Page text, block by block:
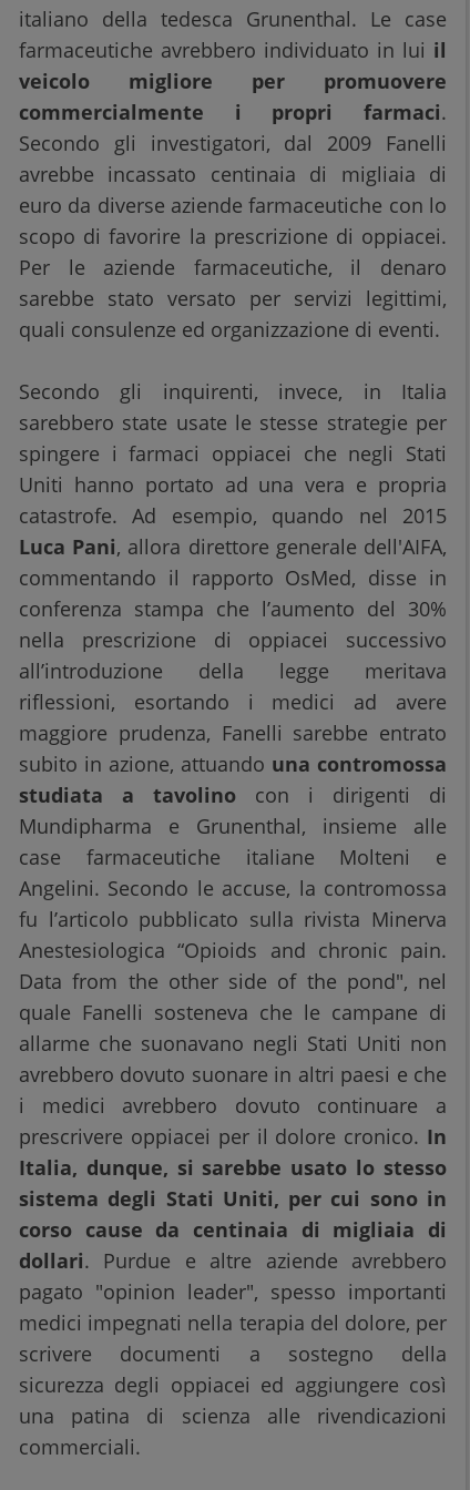
italiano della tedesca Grunenthal. Le case
farmaceutiche avrebbero individuato in lui il
veicolo migliore per promuovere
commercialmente i propri farmaci.
Secondo gli investigatori, dal 2009 Fanelli
avrebbe incassato centinaia di migliaia di
euro da diverse aziende farmaceutiche con lo
scopo di favorire la prescrizione di oppiacei.
Per le aziende farmaceutiche, il denaro
sarebbe stato versato per servizi legittimi,
quali consulenze ed organizzazione di eventi.
Secondo gli inquirenti, invece, in Italia
sarebbero state usate le stesse strategie per
spingere i farmaci oppiacei che negli Stati
Uniti hanno portato ad una vera e propria
catastrofe. Ad esempio, quando nel 2015
Luca Pani, allora direttore generale dell'AIFA,
commentando il rapporto OsMed, disse in
conferenza stampa che l’aumento del 30%
nella prescrizione di oppiacei successivo
all’introduzione della legge meritava
riflessioni, esortando i medici ad avere
maggiore prudenza, Fanelli sarebbe entrato
subito in azione, attuando una contromossa
studiata a tavolino con i dirigenti di
Mundipharma e Grunenthal, insieme alle
case farmaceutiche italiane Molteni e
Angelini. Secondo le accuse, la contromossa
fu l’articolo pubblicato sulla rivista Minerva
Anestesiologica “Opioids and chronic pain.
Data from the other side of the pond", nel
quale Fanelli sosteneva che le campane di
allarme che suonavano negli Stati Uniti non
avrebbero dovuto suonare in altri paesi e che
i medici avrebbero dovuto continuare a
prescrivere oppiacei per il dolore cronico. In
Italia, dunque, si sarebbe usato lo stesso
sistema degli Stati Uniti, per cui sono in
corso cause da centinaia di migliaia di
dollari. Purdue e altre aziende avrebbero
pagato "opinion leader", spesso importanti
medici impegnati nella terapia del dolore, per
scrivere documenti a sostegno della
sicurezza degli oppiacei ed aggiungere così
una patina di scienza alle rivendicazioni
commerciali.